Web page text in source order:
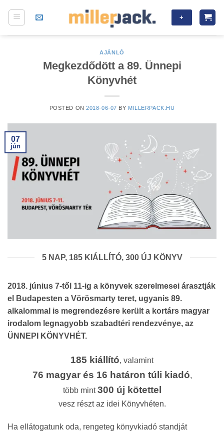
+
AJÁNLÓ
Megkezdődött a 89. Ünnepi
Könyvhét
POSTED ON2018-06-07 BY MILLERPACK.HU
07
jún
5 NAP, 185 KIÁLLÍTÓ, 300 ÚJ KÖNYV
2018. június 7-től 11-ig a könyvek szerelmesei árasztják
el Budapesten a Vörösmarty teret, ugyanis 89.
alkalommal is megrendezésre került a kortárs magyar
irodalom legnagyobb szabadtéri rendezvénye, az
ÜNNEPI KÖNYVHÉT.
185 kiállító, valamint
76 magyar és 16 határon túli kiadó,
több mint300 új kötettel
vesz részt az idei Könyvhéten.
Ha ellátogatunk oda, rengeteg könyvkiadó standját